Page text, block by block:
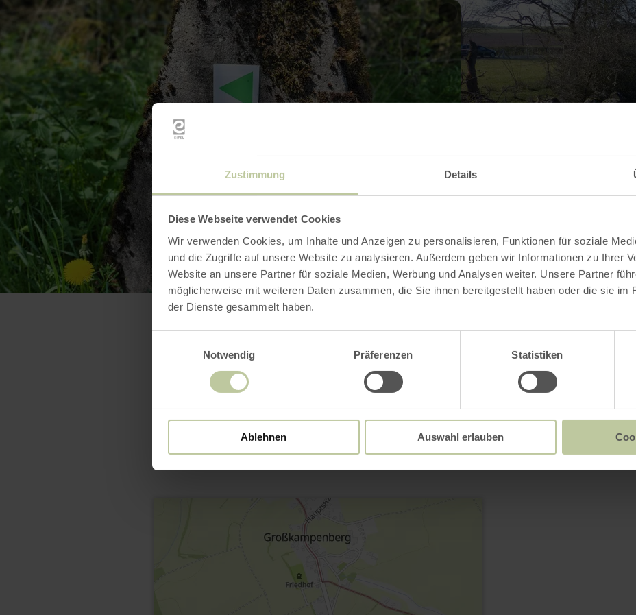
Zustimmung Details
Diese Webseite verwendet Cookies
Wir verwenden Cookies, um Inhalte und Anzeigen zu personalisieren, Funktionen für soziale
und die Zugriffe auf unsere Website zu analysieren. Außerdem geben wir Informationen zu Ihrer
Website an unsere Partner für soziale Medien, Werbung und Analysen weiter. Unsere Partner
möglicherweise mit weiteren Daten zusammen, die Sie ihnen bereitgestellt haben oder die sie im
der Dienste gesammelt haben.
Notwendig
Präferenzen Statistiken
Ablehnen Auswahl erlauben
Ouvrir la galerie
Contact